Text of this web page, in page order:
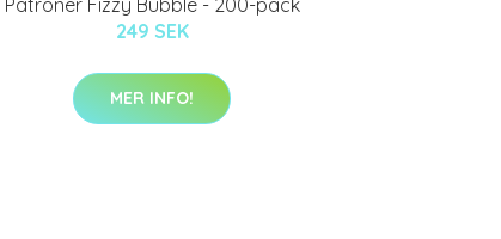
Patroner Fizzy Bubble - 200-pack
249 SEK
MER INFO!